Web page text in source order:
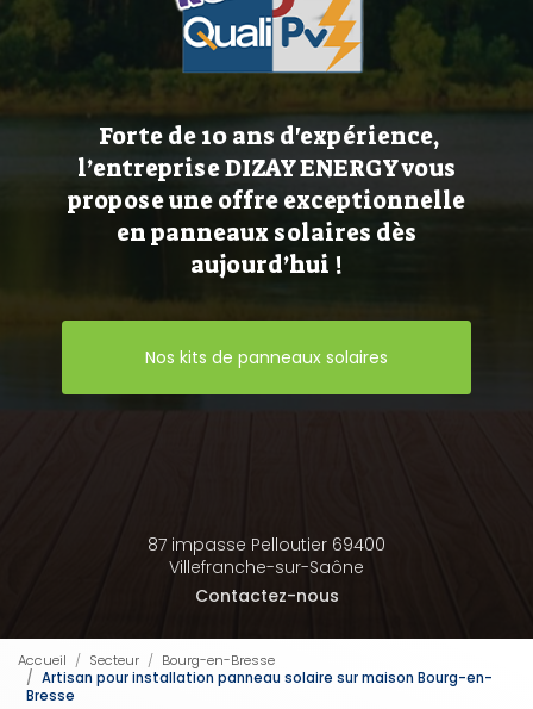
Forte de 10 ans d'expérience,
l’entreprise DIZAY ENERGY vous
propose une offre exceptionnelle
en panneaux solaires dès
aujourd’hui !
Nos kits de panneaux solaires
87 impasse Pelloutier 69400
Villefranche-sur-Saône
Contactez-nous
Accueil Secteur
Bourg-en-Bresse
Artisan pour installation panneau solaire sur maison Bourg-en-
Bresse